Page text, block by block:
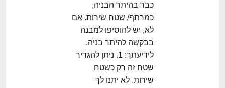
כבר בהיתר הבניה,
כמרתף/ שטח שירות. אם
לא, יש להוסיפו למבנה
בבקשה להיתר בניה.
לידיעתך: 1. ניתן להגדיר
שטח זה רק כשטח
שירות. לא יתנו לך